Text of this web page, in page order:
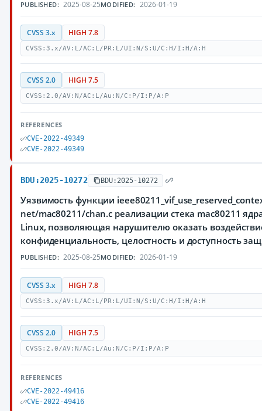
PUBLISHED: 2025-08-25MODIFIED: 2026-01-19
CVSS 3.x HIGH 7.8
CVSS:3.x/AV:L/AC:L/PR:L/UI:N/S:U/C:H/I:H/A:H
CVSS 2.0 HIGH 7.5
CVSS:2.0/AV:N/AC:L/Au:N/C:P/I:P/A:P
REFERENCES
CVE-2022-49349
CVE-2022-49349
BDU:2025-10272 BDU:2025-10272
Уязвимость функции
net/mac80211/chan.c реализации стека mac80211
Linux, позволяющая нарушителю оказать
конфиденциальность, целостность и доступность
PUBLISHED: 2025-08-25MODIFIED: 2026-01-19
CVSS 3.x HIGH 7.8
CVSS:3.x/AV:L/AC:L/PR:L/UI:N/S:U/C:H/I:H/A:H
CVSS 2.0 HIGH 7.5
CVSS:2.0/AV:N/AC:L/Au:N/C:P/I:P/A:P
REFERENCES
CVE-2022-49416
CVE-2022-49416